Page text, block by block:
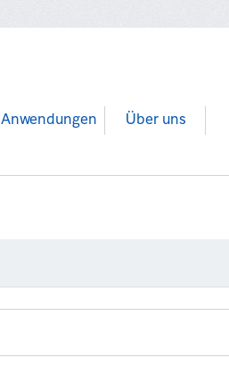
Anwendungen Über uns